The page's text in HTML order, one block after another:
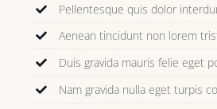
Pellentesque quis dolor
Aenean tincidunt non lorem
Duis gravida mauris felie eget
Nam gravida nulla eget turpis